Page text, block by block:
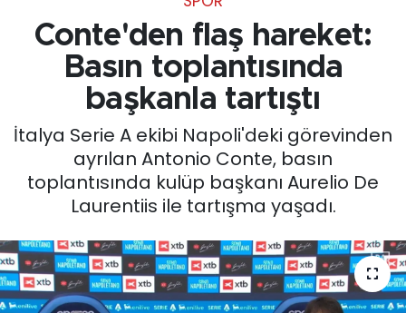
Conte'den flaş hareket:
Basın toplantısında
başkanla tartıştı
İtalya Serie A ekibi Napoli'deki görevinden
ayrılan Antonio Conte, basın
toplantısında kulüp başkanı Aurelio De
Laurentiis ile tartışma yaşadı.
EGE
EĞİTİM
EKONOMİ
English News
GÜNCEL
KÜLTÜR SANAT
Süper Lig Puan Durumu ve Fikstür
Tüm Manşetler
Son Dakika Haberleri
Haber Arşivi